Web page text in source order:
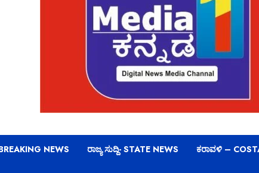
NEWS ರಾಜ್ಯ ಸುದ್ದಿ- STATE NEWS ಕರಾವಳಿ –